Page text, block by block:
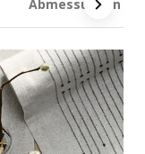
Abmessungen